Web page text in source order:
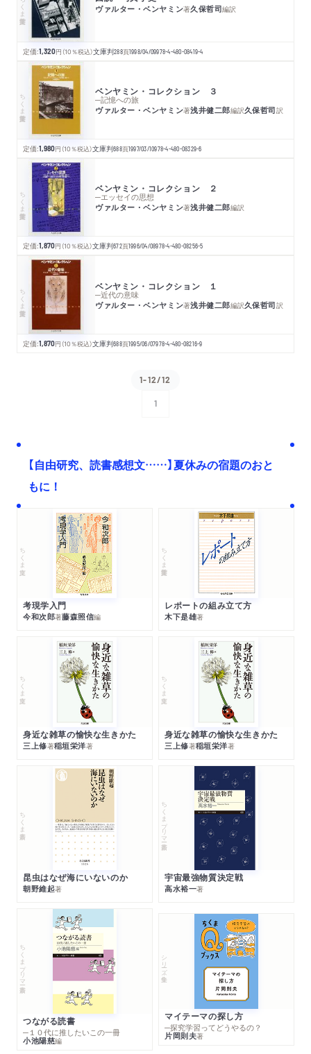
ヴァルター・ベンヤミン著久保哲司編訳
定価:1,320円 （10％税込）文庫判288頁1998/04/09978-4-480-08419-4
ちくま学芸文庫 ベンヤミン・コレクション ３
─記憶への旅
ヴァルター・ベンヤミン著浅井健二郎編訳久保哲司訳
定価:1,980円 （10％税込）文庫判688頁1997/03/10978-4-480-08329-6
ちくま学芸文庫 ベンヤミン・コレクション ２
─エッセイの思想
ヴァルター・ベンヤミン著浅井健二郎編訳
定価:1,870円 （10％税込）文庫判672頁1996/04/08978-4-480-08256-5
ちくま学芸文庫 ベンヤミン・コレクション １
─近代の意味
ヴァルター・ベンヤミン著浅井健二郎編訳久保哲司訳
定価:1,870円 （10％税込）文庫判688頁1995/06/07978-4-480-08216-9
1-12/12
1
【自由研究、読書感想文……】夏休みの宿題のおと
もに！
ちくま文庫
考現学入門
今和次郎著藤森照信編
ちくま学芸文庫
レポートの組み立て方
木下是雄著
ちくま文庫
身近な雑草の愉快な生きかた
三上修著稲垣栄洋著
ちくま文庫
身近な雑草の愉快な生きかた
三上修著稲垣栄洋著
ちくま新書
昆虫はなぜ海にいないのか
朝野維起著
ちくまプリマー新書
宇宙最強物質決定戦
高水裕一著
ちくまプリマー新書
つながる読書
─１０代に推したいこの一冊
小池陽慈編
シリーズ・全集
マイテーマの探し方
─探究学習ってどうやるの？
片岡則夫著